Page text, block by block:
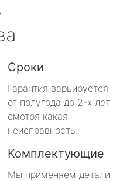
Сроки
Гарантия варьируется
от полугода до 2-х лет
смотря какая
неисправность.
Комплектующие
Мы применяем детали